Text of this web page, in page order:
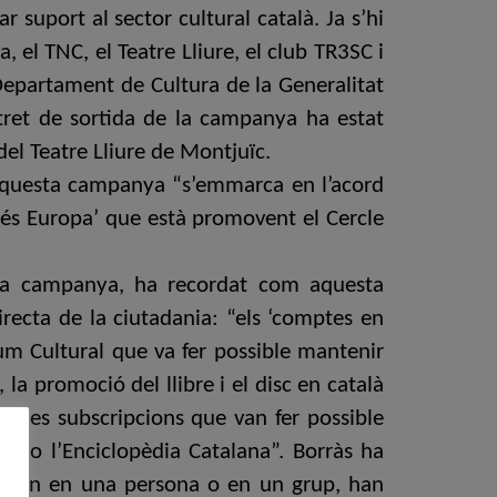
suport al sector cultural català. Ja s’hi
el TNC, el Teatre Lliure, el club TR3SC i
de Cultura de la Generalitat
de sortida de la campanya ha estat
Teatre Lliure de Montjuïc.
campanya “s’emmarca en l’acord
Europa’ que està promovent el Cercle
campanya, ha recordat com aquesta
de la ciutadania: “els ‘comptes en
Cultural que va fer possible mantenir
la promoció del llibre i el disc en català
les subscripcions que van fer possible
o l’Enciclopèdia Catalana”. Borràs ha
en una persona o en un grup, han